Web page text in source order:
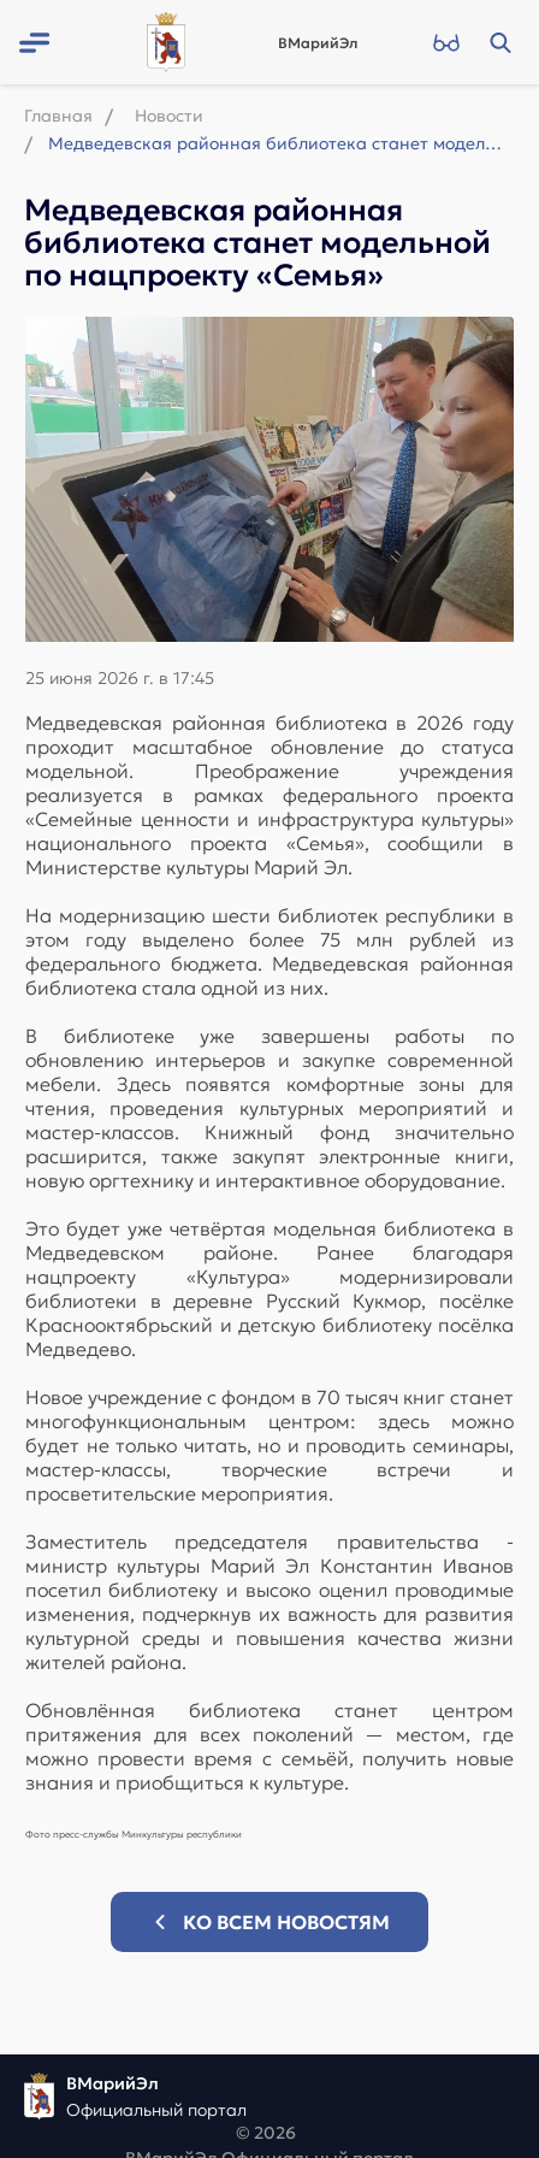
ВМарийЭл
Главная
Новости
Медведевская районная библиотека станет модельной по нацпроекту «Семья»
Медведевская районная
библиотека станет модельной
по нацпроекту «Семья»
25 июня 2026 г. в 17:45
Медведевская районная библиотека в 2026 году
проходит масштабное обновление до статуса
модельной. Преображение учреждения
реализуется в рамках федерального проекта
«Семейные ценности и инфраструктура культуры»
национального проекта «Семья», сообщили в
Министерстве культуры Марий Эл.
На модернизацию шести библиотек республики в
этом году выделено более 75 млн рублей из
федерального бюджета. Медведевская районная
библиотека стала одной из них.
В библиотеке уже завершены работы по
обновлению интерьеров и закупке современной
мебели. Здесь появятся комфортные зоны для
чтения, проведения культурных мероприятий и
мастер-классов. Книжный фонд значительно
расширится, также закупят электронные книги,
новую оргтехнику и интерактивное оборудование.
Это будет уже четвёртая модельная библиотека в
Медведевском районе. Ранее благодаря
нацпроекту «Культура» модернизировали
библиотеки в деревне Русский Кукмор, посёлке
Краснооктябрьский и детскую библиотеку посёлка
Медведево.
Новое учреждение с фондом в 70 тысяч книг станет
многофункциональным центром: здесь можно
будет не только читать, но и проводить семинары,
мастер-классы, творческие встречи и
просветительские мероприятия.
Заместитель председателя правительства -
министр культуры Марий Эл Константин Иванов
посетил библиотеку и высоко оценил проводимые
изменения, подчеркнув их важность для развития
культурной среды и повышения качества жизни
жителей района.
Обновлённая библиотека станет центром
притяжения для всех поколений — местом, где
можно провести время с семьёй, получить новые
знания и приобщиться к культуре.
Фото пресс-службы Минкультуры республики
КО ВСЕМ НОВОСТЯМ
ВМарийЭл
Официальный портал
© 2026